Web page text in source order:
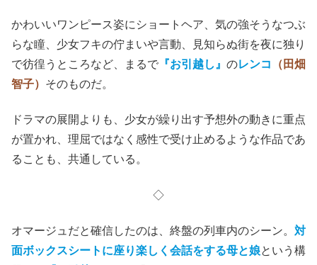
かわいいワンピース姿にショートヘア、気の強そうなつぶ
らな瞳、少女フキの佇まいや言動、見知らぬ街を夜に独り
で彷徨うところなど、まるで 『お引越し』 のレンコ
（田畑
智子） そのものだ。
ドラマの展開よりも、少女が繰り出す予想外の動きに重点
が置かれ、理屈ではなく感性で受け止めるような作品であ
ることも、共通している。
◇
オマージュだと確信したのは、終盤の列車内のシーン。 対
面ボックスシートに座り楽しく会話をする母と娘という構